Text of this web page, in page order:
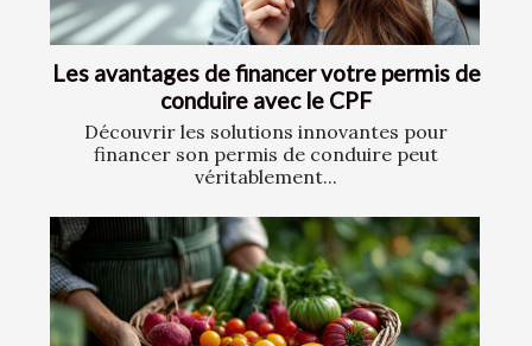
Les avantages de financer votre permis de
conduire avec le CPF
Découvrir les solutions innovantes pour
financer son permis de conduire peut
véritablement...